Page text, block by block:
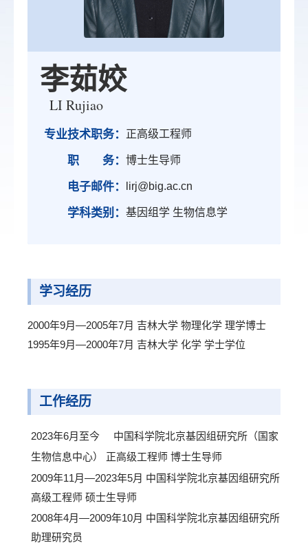
李茹姣
LI Rujiao
专业技术职务： 正高级工程师
职 务： 博士生导师
电子邮件： lirj@big.ac.cn
学科类别： 基因组学 生物信息学
学习经历
2000年9月—2005年7月 吉林大学 物理化学 理学博士
1995年9月—2000年7月 吉林大学 化学 学士学位
工作经历
2023年6月至今 中国科学院北京基因组研究所（国家
生物信息中心） 正高级工程师 博士生导师
2009年11月—2023年5月 中国科学院北京基因组研究所
高级工程师 硕士生导师
2008年4月—2009年10月 中国科学院北京基因组研究所
助理研究员